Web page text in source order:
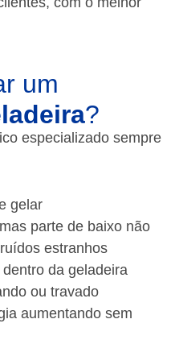
um
?
especializado sempre
gelar
parte de baixo não
estranhos
da geladeira
ou travado
aumentando sem